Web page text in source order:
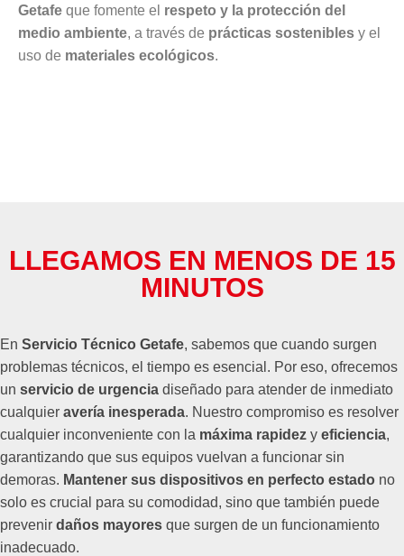
Getafe que fomente el respeto y la protección del
medio ambiente, a través de prácticas sostenibles y el
uso de materiales ecológicos.
LLEGAMOS EN MENOS DE 15
MINUTOS
En Servicio Técnico Getafe, sabemos que cuando surgen
problemas técnicos, el tiempo es esencial. Por eso, ofrecemos
un servicio de urgencia diseñado para atender de inmediato
cualquier avería inesperada. Nuestro compromiso es resolver
cualquier inconveniente con la máxima rapidez y eficiencia,
garantizando que sus equipos vuelvan a funcionar sin
demoras. Mantener sus dispositivos en perfecto estado no
solo es crucial para su comodidad, sino que también puede
prevenir daños mayores que surgen de un funcionamiento
inadecuado.